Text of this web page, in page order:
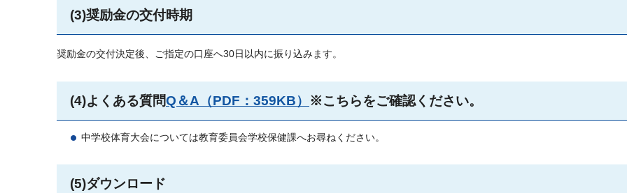
(3)奨励金の交付時期
奨励金の交付決定後、ご指定の口座へ30日以内に振り込みます。
(4)よくある質問Q＆A（PDF：359KB） ※こちらをご確認ください。
中学校体育大会については教育委員会学校保健課へお尋ねください。
(5)ダウンロード